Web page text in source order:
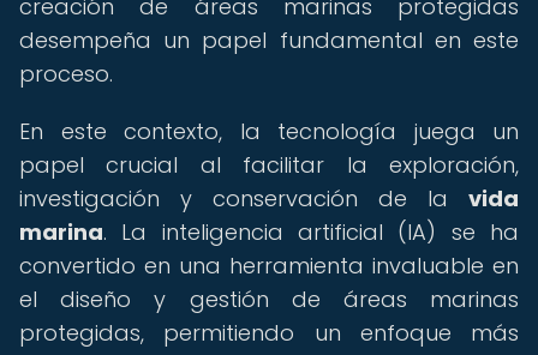
creación de áreas marinas protegidas
desempeña un papel fundamental en este
proceso.
En este contexto, la tecnología juega un
papel crucial al facilitar la exploración,
investigación y conservación de la vida
marina. La inteligencia artificial (IA) se ha
convertido en una herramienta invaluable en
el diseño y gestión de áreas marinas
protegidas, permitiendo un enfoque más